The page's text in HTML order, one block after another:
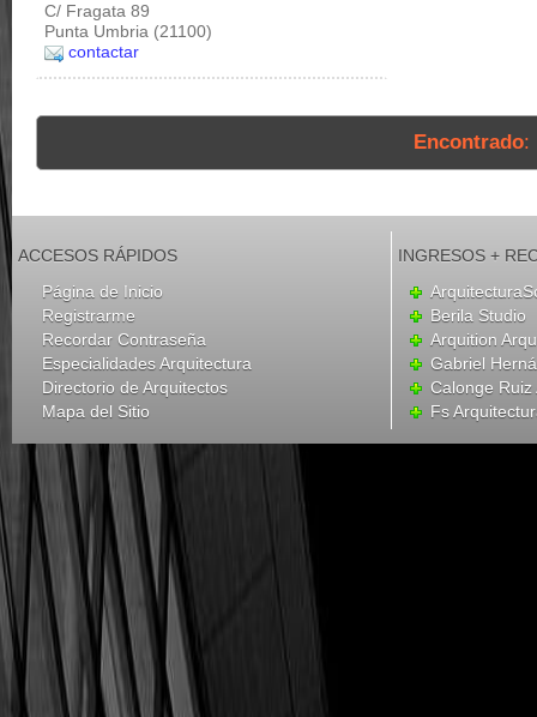
C/ Fragata 89
Punta Umbria (21100)
contactar
Encontrado:
ACCESOS RÁPIDOS
Página de Inicio
Registrarme
Recordar Contraseña
Especialidades Arquitectura
Directorio de Arquitectos
Mapa del Sitio
INGRESOS +
Berila Studio
Arquition
Gabriel
Calonge Ruiz
Fs